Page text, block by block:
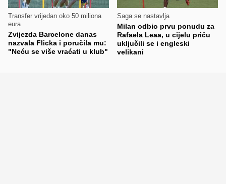
Transfer vrijedan oko 50 miliona
eura
Zvijezda Barcelone danas
nazvala Flicka i poručila mu:
"Neću se više vraćati u klub"
Saga se nastavlja
Milan odbio prvu ponudu za
Rafaela Leaa, u cijelu priču
uključili se i engleski
velikani